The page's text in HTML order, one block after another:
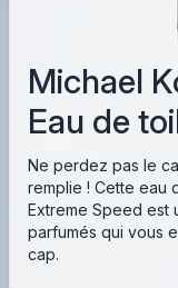
Michael
Eau de
Ne perdez pas le
remplie ! Cette eau
Extreme Speed est
parfumés qui vous
cap.